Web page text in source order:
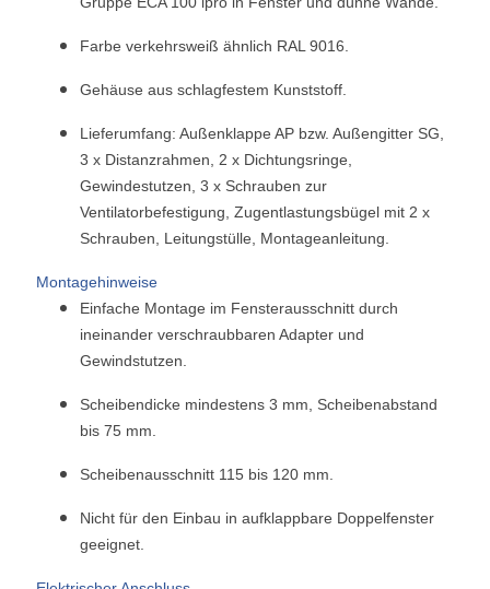
Farbe verkehrsweiß ähnlich RAL 9016.
Gehäuse aus schlagfestem Kunststoff.
Lieferumfang: Außenklappe AP bzw. Außengitter SG,
3 x Distanzrahmen, 2 x Dichtungsringe,
Gewindestutzen, 3 x Schrauben zur
Ventilatorbefestigung, Zugentlastungsbügel mit 2 x
Schrauben, Leitungstülle, Montageanleitung.
Montagehinweise
Einfache Montage im Fensterausschnitt durch
ineinander verschraubbaren Adapter und
Gewindstutzen.
Scheibendicke mindestens 3 mm, Scheibenabstand
bis 75 mm.
Scheibenausschnitt 115 bis 120 mm.
Nicht für den Einbau in aufklappbare Doppelfenster
geeignet.